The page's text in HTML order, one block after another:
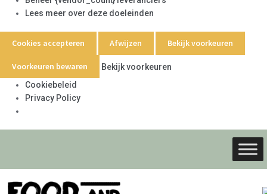
Lees meer over deze doeleinden
Cookies accepteren Afwijzen Bekijk voorkeuren
Voorkeuren bewaren
Bekijk voorkeuren
Cookiebeleid
Privacy Policy
Ga
door
naar
Ga
naar
de